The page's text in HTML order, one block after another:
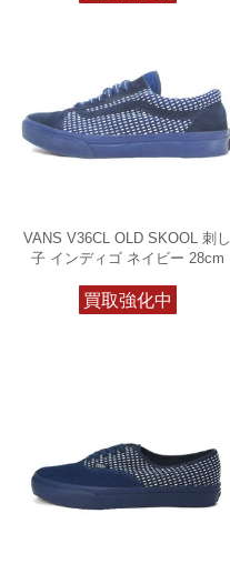
VANS V36CL OLD SKOOL 刺し
子 インディゴ ネイビー 28cm
買取強化中